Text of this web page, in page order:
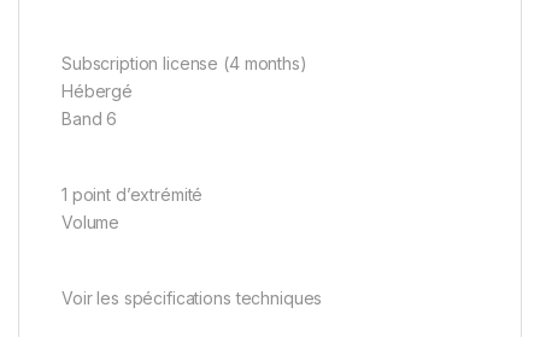
Subscription license (4 months)
Hébergé
Band 6
1 point d’extrémité
Volume
Voir les spécifications techniques